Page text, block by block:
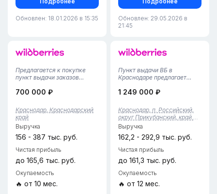
Обновлен: 18.01.2026 в 15:35
Обновлен: 29.05.2026 в
21:45
Предлагается к покупке
пункт выдачи заказов
районе Краснодара с
заселяемый район с
отличной инфраструктурой,
активная группа клиентов и
перспектива ув...
700 000 ₽
Краснодар, Краснодарский
край
Выручка
156 - 387 тыс. руб.
Чистая прибыль
до 165,6 тыс. руб.
Окупаемость
🔥 от 10 мес.
Пункт выдачи ВБ в
Краснодаре предлагает
получения ваших заказов. С
метров и командой из трех
сотрудников, мы
обеспечиваем качественное
обслуживание и
комфортны...
1 249 000 ₽
Краснодар, п. Российский,
округ Прикубанский, край.
Краснодарский
Выручка
162,2 - 292,9 тыс. руб.
Чистая прибыль
до 161,3 тыс. руб.
Окупаемость
🔥 от 12 мес.